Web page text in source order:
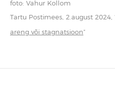
foto: Vahur Kollom
Tartu Postimees, 2.august 2024,
areng või stagnatsioon”